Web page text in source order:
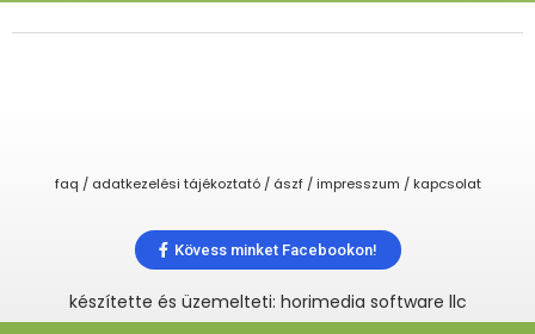
faq / adatkezelési tájékoztató / ászf / impresszum / kapcsolat
Kövess minket Facebookon!
készítette és üzemelteti: horimedia software llc